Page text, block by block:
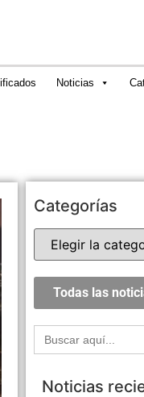
Noticias
Categorías
Todas las
Buscar:
Noticias